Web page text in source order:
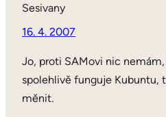
Sesivany
16. 4. 2007
Jo, proti SAMovi nic
spolehlivě funguje Kubuntu,
měnit.